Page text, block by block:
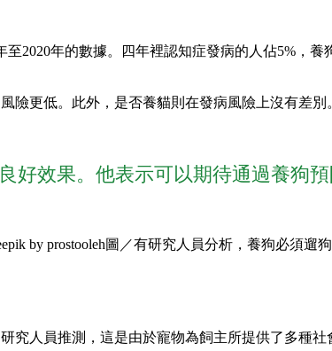
2020年的數據。四年裡認知症發病的人佔5%，
更低。此外，是否養貓則在發病風險上沒有差別
好效果。他表示可以期待通過養狗
圖／有研究人員分析，養狗必須遛
人員推測，這是由於寵物為飼主所提供了多種